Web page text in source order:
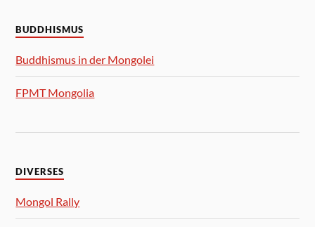
BUDDHISMUS
Buddhismus in der Mongolei
FPMT Mongolia
DIVERSES
Mongol Rally